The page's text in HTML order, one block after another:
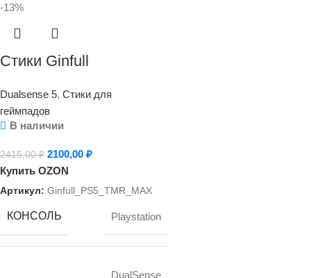
-13%
Стики Ginfull
TMR-MAX для
DualSense
без дрейфа на
основе Hall Effect/
Dualsense 5, Стики для
геймпадов
В наличии
2415,00₽ 2100,00 ₽
Купить OZON
Артикул: Ginfull_PS5_TMR_MAX
КОНСОЛЬ Playstation
DualSense